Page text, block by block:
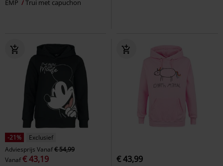
EMP
Trui met capuchon
-21%
Exclusief
Adviesprijs Vanaf€ 54,99
Vanaf€ 43,19 € 43,99